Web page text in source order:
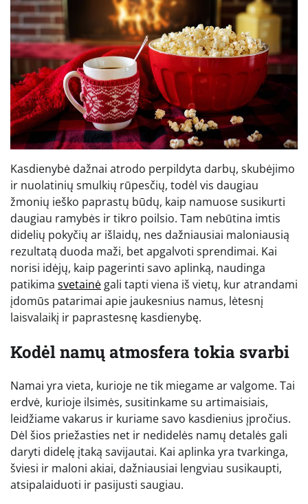
Kasdienybė dažnai atrodo perpildyta darbų, skubėjimo
ir nuolatinių smulkių rūpesčių, todėl vis daugiau
žmonių ieško paprastų būdų, kaip namuose susikurti
daugiau ramybės ir tikro poilsio. Tam nebūtina imtis
didelių pokyčių ar išlaidų, nes dažniausiai maloniausią
rezultatą duoda maži, bet apgalvoti sprendimai. Kai
norisi idėjų, kaip pagerinti savo aplinką, naudinga
patikima svetainė gali tapti viena iš vietų, kur atrandami
įdomūs patarimai apie jaukesnius namus, lėtesnį
laisvalaikį ir paprastesnę kasdienybę.
Kodėl namų atmosfera tokia svarbi
Namai yra vieta, kurioje ne tik miegame ar valgome. Tai
erdvė, kurioje ilsimės, susitinkame su artimaisiais,
leidžiame vakarus ir kuriame savo kasdienius įpročius.
Dėl šios priežasties net ir nedidelės namų detalės gali
daryti didelę įtaką savijautai. Kai aplinka yra tvarkinga,
šviesi ir maloni akiai, dažniausiai lengviau susikaupti,
atsipalaiduoti ir pasijusti saugiau.